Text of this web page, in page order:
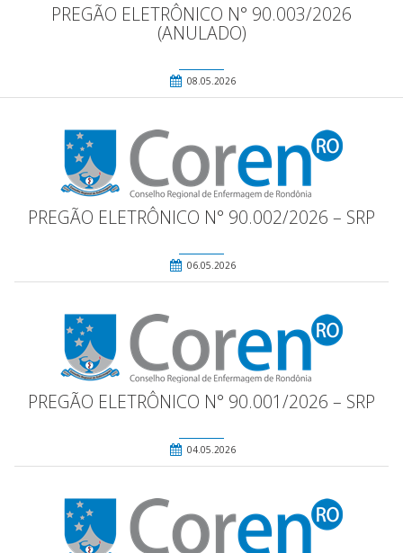
PREGÃO ELETRÔNICO N° 90.003/2026
(ANULADO)
08.05.2026
PREGÃO ELETRÔNICO N° 90.002/2026 – SRP
06.05.2026
PREGÃO ELETRÔNICO N° 90.001/2026 – SRP
04.05.2026